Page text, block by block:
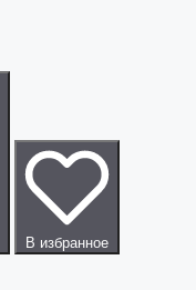
В избранное